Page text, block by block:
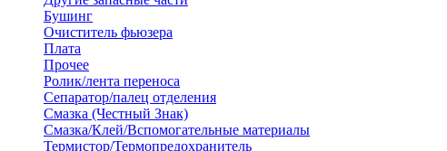
Бушинг
Очиститель фьюзера
Плата
Прочее
Ролик/лента переноса
Сепаратор/палец отделения
Смазка (Честный Знак)
Смазка/Клей/Вспомогательные материалы
Термистор/Термопредохранитель